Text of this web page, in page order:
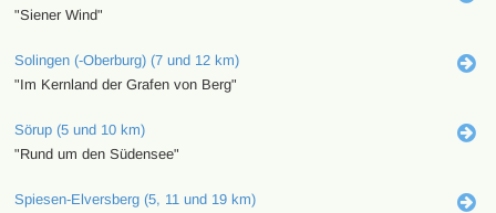
"Siener Wind"
Solingen (-Oberburg) (7 und 12 km)
"Im Kernland der Grafen von Berg"
Sörup (5 und 10 km)
"Rund um den Südensee"
Spiesen-Elversberg (5, 11 und 19 km)